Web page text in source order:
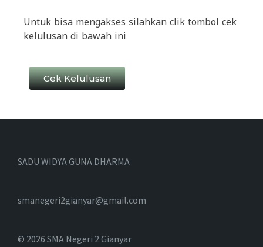
Untuk bisa mengakses silahkan clik tombol cek
kelulusan di bawah ini
Cek Kelulusan
SADU WIDYA GUNA DHARMA
smanegeri2gianyar@gmail.com
© 2026 SMA Negeri 2 Gianyar